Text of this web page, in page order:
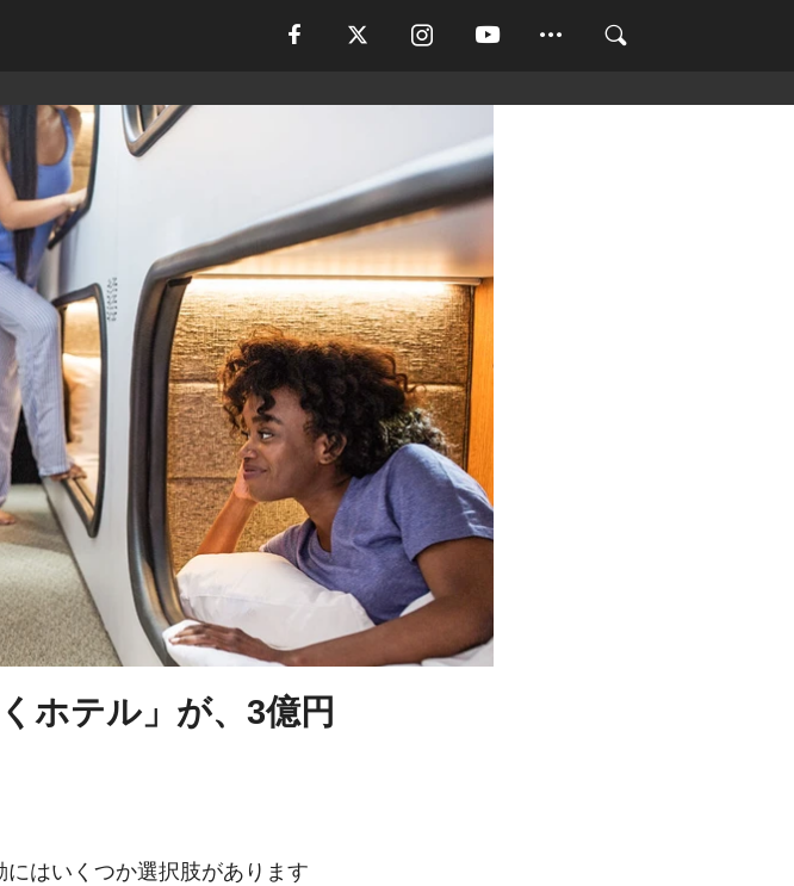
ホテル」が、3億円
はいくつか選択肢があります